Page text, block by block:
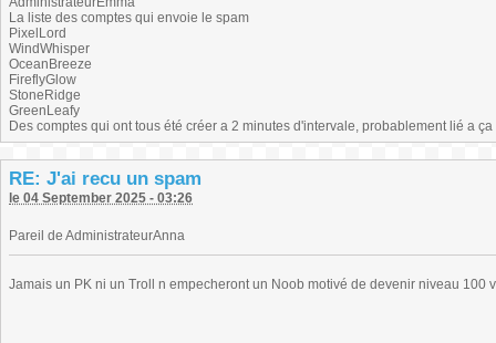
La liste des comptes qui envoie le spam
PixelLord
WindWhisper
OceanBreeze
FireflyGlow
StoneRidge
GreenLeafy
Des comptes qui ont tous été créer a 2 minutes d'intervale, probablement lié a ça
RE: J'ai recu un spam
le 04 September 2025 - 03:26
Pareil de AdministrateurAnna
Jamais un PK ni un Troll n empecheront un Noob motivé de devenir niveau